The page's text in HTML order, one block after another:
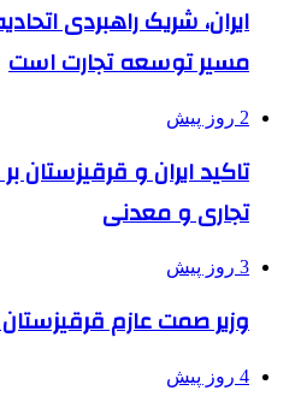
ایران، شریک راهبردی
مسیر توسعه تجارت است
2 روز پیش
تاکید ایران و
تجاری و معدنی
3 روز پیش
وزیر صمت عازم
4 روز پیش